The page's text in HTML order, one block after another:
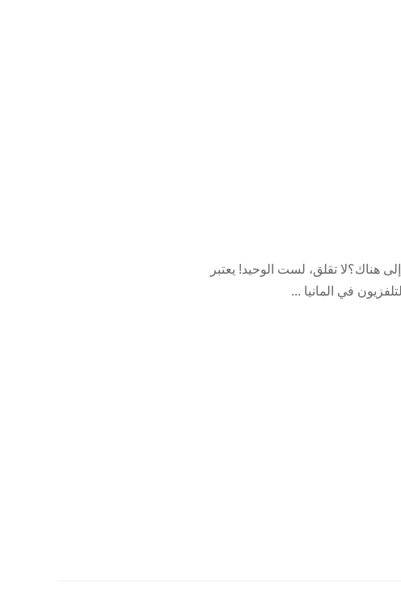
عند انتقالك إلى هناك؟لا تقلق، لست الوحيد! يعتبر
...